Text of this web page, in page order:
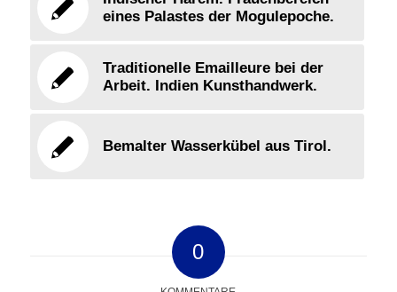
eines Palastes der Mogulepoche.
Traditionelle Emailleure bei der
Arbeit. Indien Kunsthandwerk.
Bemalter Wasserkübel aus Tirol.
0